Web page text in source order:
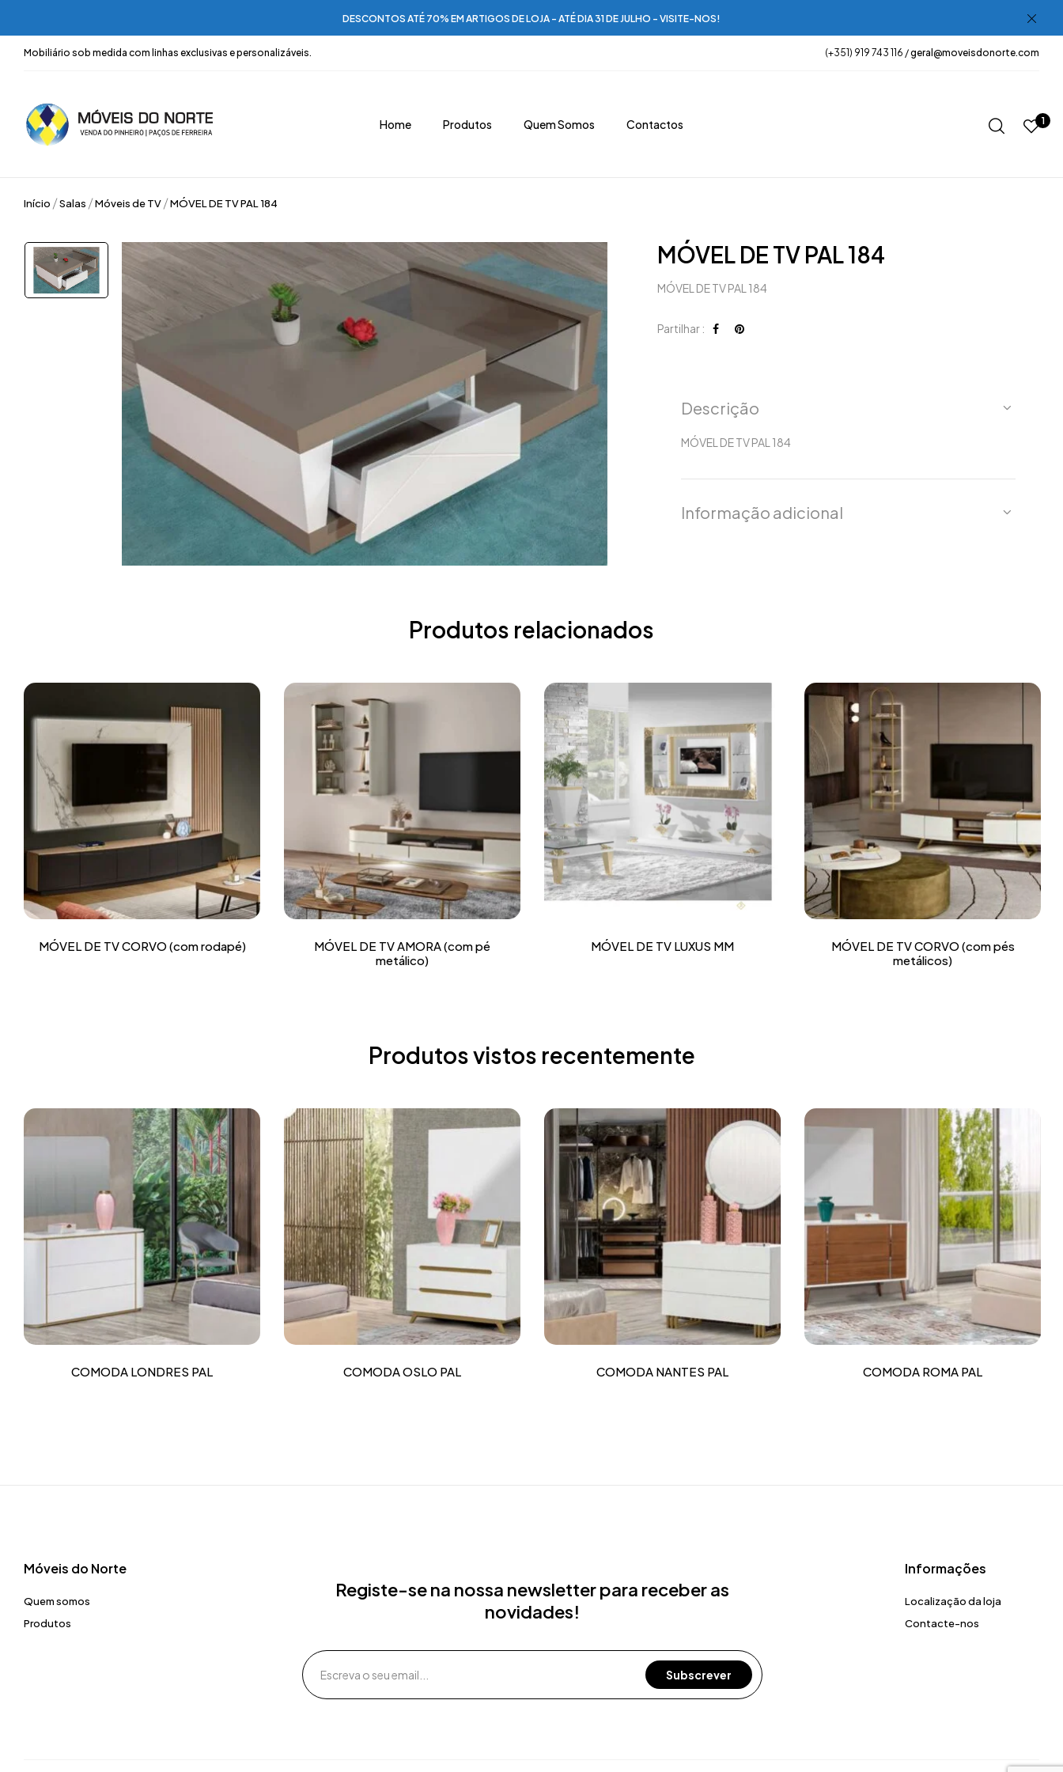
DESCONTOS ATÉ 70% EM ARTIGOS DE LOJA - ATÉ DIA 31 DE JULHO - VISITE-NOS!
Mobiliário sob medida com linhas exclusivas e personalizáveis. (+351) 919 743 116 /geral@moveisdonorte.com
Home Produtos Quem Somos Contactos 1
Início Salas Móveis de TV MÓVEL DE TV PAL 184
MÓVEL DE TV PAL 184
MÓVEL DE TV PAL 184
Partilhar :
Descrição
MÓVEL DE TV PAL 184
Informação adicional
Produtos relacionados
MÓVEL DE TV CORVO (com rodapé)
MÓVEL DE TV AMORA (com pé
metálico)
MÓVEL DE TV LUXUS MM
MÓVEL DE TV CORVO (com pés
metálicos)
Produtos vistos recentemente
COMODA LONDRES PAL COMODA OSLO PAL COMODA NANTES PAL COMODA ROMA PAL
Móveis do Norte​
Quem somos
Produtos
Registe-se na nossa newsletter para receber as
novidades!
Informações
Localização da loja
Contacte-nos